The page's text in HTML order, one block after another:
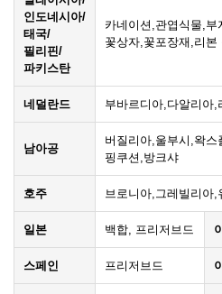
인도네시아/
태국/
필리핀/
파키스탄
카네이션,관엽식물,
꽃상자,꽃포장재,리본
네덜란드 부바르디아,다알리아,
남아공
버질리아,울부시,왁
핑쿠션,방크샤
호주 브로니아,그레빌리아,
일본 백합, 프리저브드
스페인 프리저브드